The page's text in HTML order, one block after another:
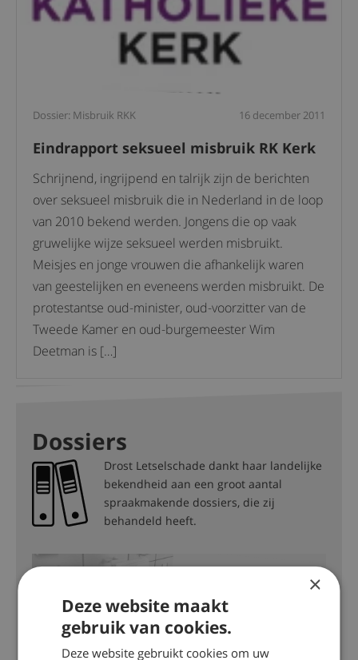
Dossier: Misbruik RKK 16 december 2011
Eindrapport seksueel misbruik RK Kerk
Schrijnend, ingrijpend en talrijk zijn de berichten
over seksueel misbruik die in Nederland in de loop
van 2010 bekend werden. Jongens die op vaak
gruwelijke wijze seksueel werden misbruikt.
Meisjes en jonge vrouwen die afhankelijk waren
van geestelijken en eveneens werden misbruikt. De
protestantse oud-minister, oud-voorzitter van de
Tweede Kamer en oud-burgemeester Wim
Deetman is […]
Dossiers
Drost Letselschade dankt haar landelijke
bekendheid aan een groot aantal
spraakmakende dossiers, die zij
behandeld heeft.
Aansprakelijkheid NS
×
Deze website maakt
gebruik van cookies.
Deze website gebruikt cookies om uw